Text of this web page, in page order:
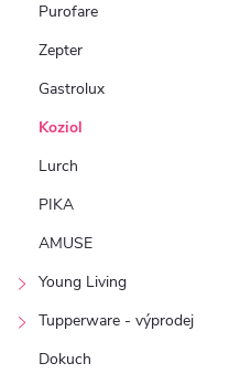
Purofare
Zepter
Gastrolux
Koziol
Lurch
PIKA
AMUSE
Young Living
Tupperware - výprodej
Dokuch